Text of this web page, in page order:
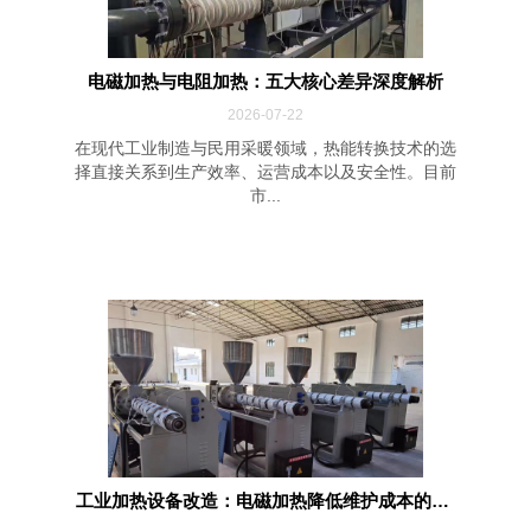
电磁加热与电阻加热：五大核心差异深度解析
2026-07-22
在现代工业制造与民用采暖领域，热能转换技术的选
择直接关系到生产效率、运营成本以及安全性。目前
市...
工业加热设备改造：电磁加热降低维护成本的四...